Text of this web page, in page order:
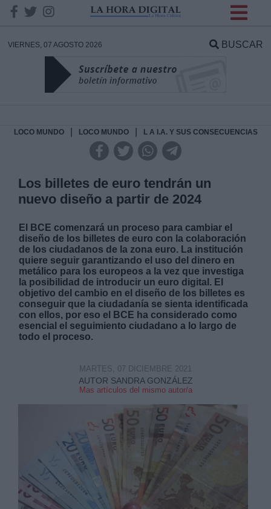
VIERNES, 07 AGOSTO 2026 BUSCAR
LOCO MUNDO LOCO MUNDO L A I.A. Y SUS CONSECUENCIAS
Los billetes de euro tendrán un
nuevo diseño a partir de 2024
El BCE comenzará un proceso para cambiar el
diseño de los billetes de euro con la colaboración
de los ciudadanos de la zona euro. La institución
quiere seguir garantizando el uso del dinero en
metálico para los europeos a la vez que investiga
la posibilidad de introducir un euro digital. El
objetivo del cambio en el diseño de los billetes es
conseguir que la ciudadanía se sienta identificada
con ellos, por eso el BCE ha considerado como
esencial el seguimiento ciudadano a lo largo de
todo el proceso.
AUTOR SANDRA GONZÁLEZ
Mas artículos del mismo autor/a
MARTES, 07 DICIEMBRE 2021
DATOS
Responsable:
Destinatarios:
link